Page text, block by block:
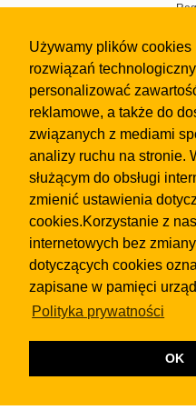
Używamy plików cookies
rozwiązań
personalizować
reklamowe, a także do
związanych z mediami
analizy ruchu na stronie.
służącym do obsługi
zmienić ustawienia
cookies.Korzystanie z
internetowych bez
dotyczących cookies
zapisane w pamięci
Polityka prywatności
OK
Strefa
Biura
regulaminui
© 2026Wydawnictwo NEON sp. z o.o.
KRAWCZYK s.c.) z siedzibą w Olkuszu,